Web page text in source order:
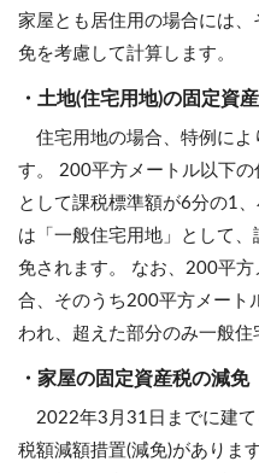
家屋とも居住用の場合には
免を考慮して計算します。
・土地(住宅用地)の固定資
住宅用地の場合、特例に
す。 200平方メートル以下の
として課税標準額が6分の1
は「一般住宅用地」として
免されます。 なお、200平
合、そのうち200平方メート
われ、超えた部分のみ一般住
・家屋の固定資産税の減免
2022年3月31日までに建
税額減額措置(減免)がありま